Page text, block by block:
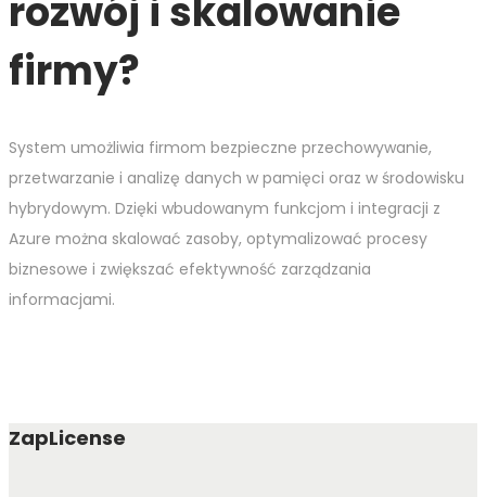
rozwój i skalowanie
firmy?
System umożliwia firmom bezpieczne przechowywanie,
przetwarzanie i analizę danych w pamięci oraz w środowisku
hybrydowym. Dzięki wbudowanym funkcjom i integracji z
Azure można skalować zasoby, optymalizować procesy
biznesowe i zwiększać efektywność zarządzania
informacjami.
ZapLicense